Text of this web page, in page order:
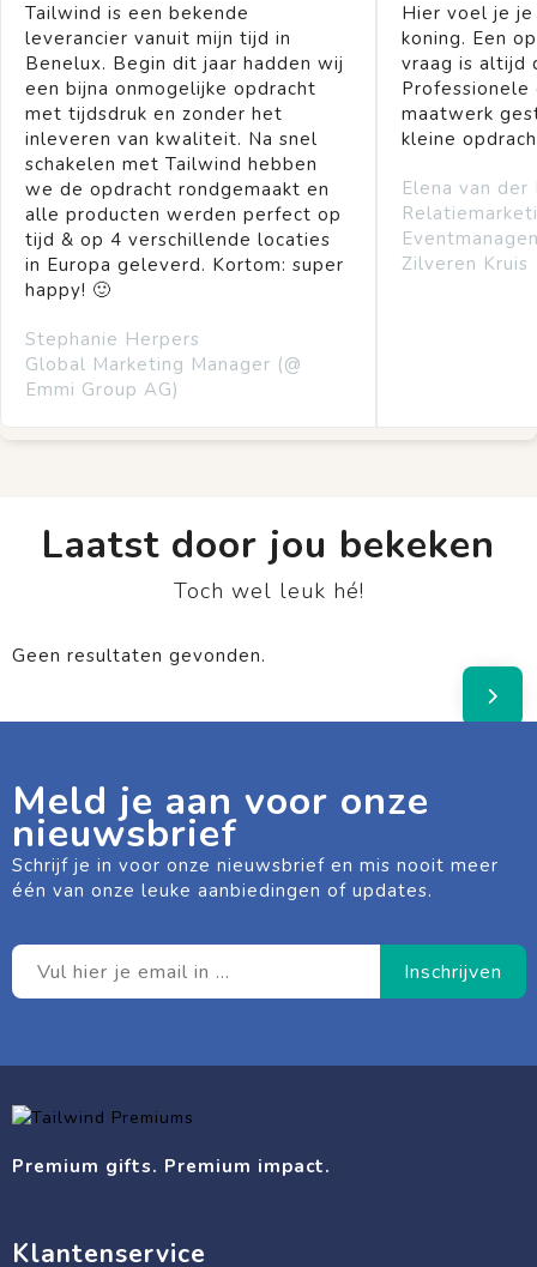
Tailwind is een bekende
leverancier vanuit mijn tijd in
Benelux. Begin dit jaar hadden wij
een bijna onmogelijke opdracht
met tijdsdruk en zonder het
inleveren van kwaliteit. Na snel
schakelen met Tailwind hebben
we de opdracht rondgemaakt en
alle producten werden perfect op
tijd & op 4 verschillende locaties
in Europa geleverd. Kortom: super
happy! 🙂
Stephanie Herpers
Global Marketing Manager (@
Emmi Group AG)
Hier voel je
koning. Een
vraag is altijd
Professionele
maatwerk
kleine
Elena van der
Zilveren Kruis
Laatst door jou bekeken
Toch wel leuk hé!
Geen resultaten gevonden.
Meld je aan voor onze
nieuwsbrief
Schrijf je in voor onze nieuwsbrief en mis nooit meer
één van onze leuke aanbiedingen of updates.
Premium gifts. Premium impact.
Klantenservice